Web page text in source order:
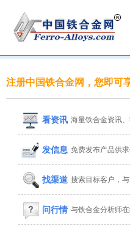
注册中国铁合金网，您即可
看资讯 海量铁合金资讯
发信息 免费发布产品供
找渠道 搜索目标客户，
问行情 与铁合金分析师